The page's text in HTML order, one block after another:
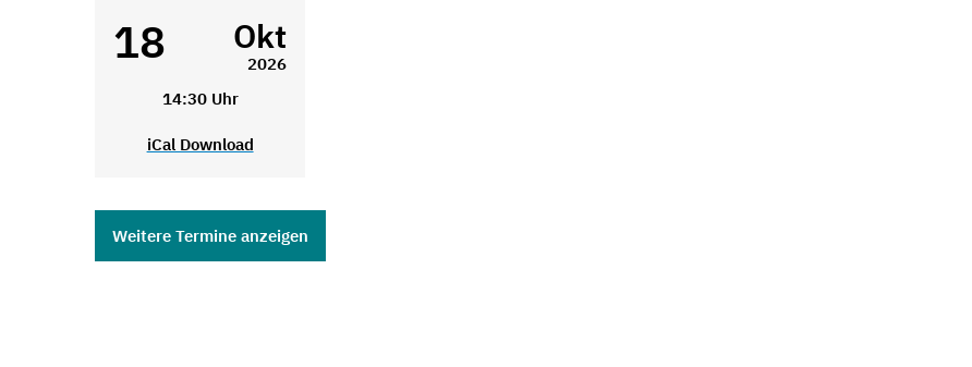
18 Okt
2026
14:30 Uhr
iCal Download
Weitere Termine anzeigen